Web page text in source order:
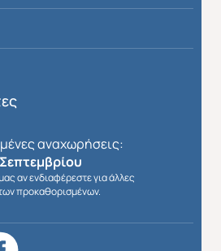
Εκτός Ευρώπης
αναχωρήσεις:
αν ενδιαφέρεστε για άλλες
προκαθορισμένων.